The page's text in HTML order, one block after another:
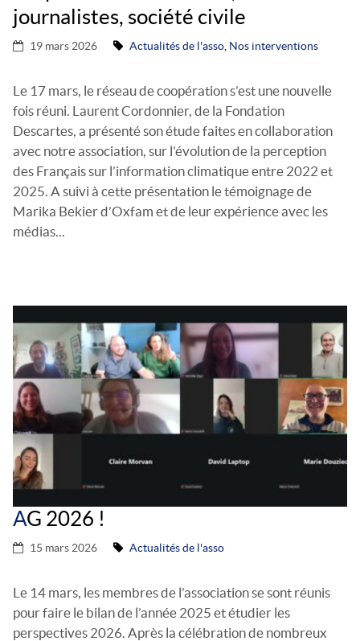
journalistes, société civile
19 mars 2026 Actualités de l'asso Nos interventions
Le 17 mars, le réseau de coopération s’est une nouvelle
fois réuni. Laurent Cordonnier, de la Fondation
Descartes, a présenté son étude faites en collaboration
avec notre association, sur l’évolution de la perception
des Français sur l’information climatique entre 2022 et
2025. A suivi à cette présentation le témoignage de
Marika Bekier d’Oxfam et de leur expérience avec les
médias...
AG 2026 !
15 mars 2026 Actualités de l'asso
Le 14 mars, les membres de l’association se sont réunis
pour faire le bilan de l’année 2025 et étudier les
perspectives 2026. Après la célébration de nombreux